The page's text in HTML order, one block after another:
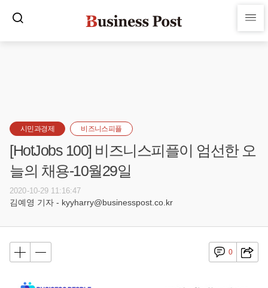
시민과경제 비즈니스피플
[HotJobs 100] 비즈니스피플이 엄선한 오
늘의 채용-10월29일
2020-10-29 11:16:47
김예영 기자 - kyyharry@businesspost.co.kr
0